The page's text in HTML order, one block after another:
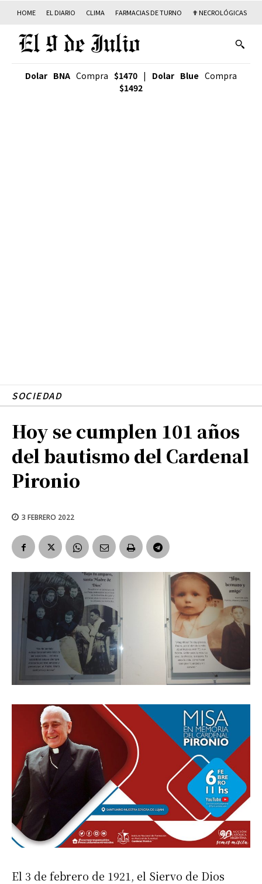
HOME EL DIARIO CLIMA FARMACIAS DE TURNO ✟ NECROLÓGICAS
Dolar BNA Compra $1470 | Dolar Blue Compra
$1492
SOCIEDAD
Hoy se cumplen 101 años
del bautismo del Cardenal
Pironio
3 FEBRERO 2022
El 3 de febrero de 1921, el Siervo de Dios